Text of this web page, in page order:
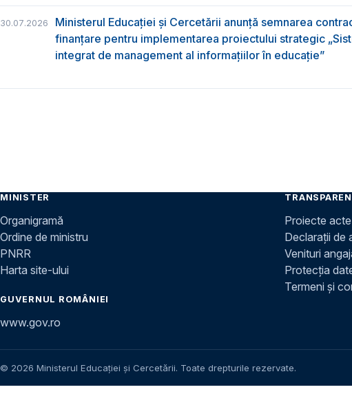
30.07.2026
Ministerul Educației și Cercetării anunță semnarea
finanțare pentru implementarea proiectului strategic
integrat de management al informațiilor în educație”
MINISTER
Organigramă
Ordine de ministru
PNRR
Harta site-ului
GUVERNUL ROMÂNIEI
www.gov.ro
Proiecte
Declarații de
Venituri
Protecția
Termeni și
© 2026 Ministerul Educației și Cercetării. Toate drepturile rezervate.